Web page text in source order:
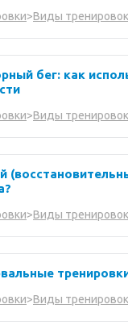
>Виды тренировок
бег: как
>Виды тренировок
>Виды тренировок
>Виды тренировок